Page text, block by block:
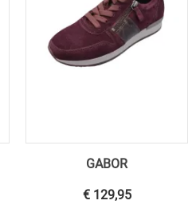
GABOR
€ 129,95